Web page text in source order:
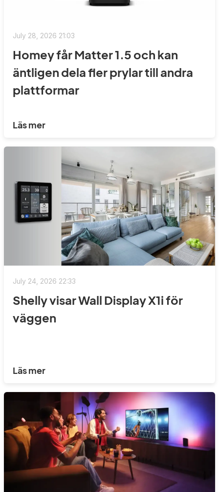
July 28, 2026 21:03
Homey får Matter 1.5 och kan
äntligen dela fler prylar till andra
plattformar
Läs mer
July 24, 2026 22:33
Shelly visar Wall Display X1i för
väggen
Läs mer